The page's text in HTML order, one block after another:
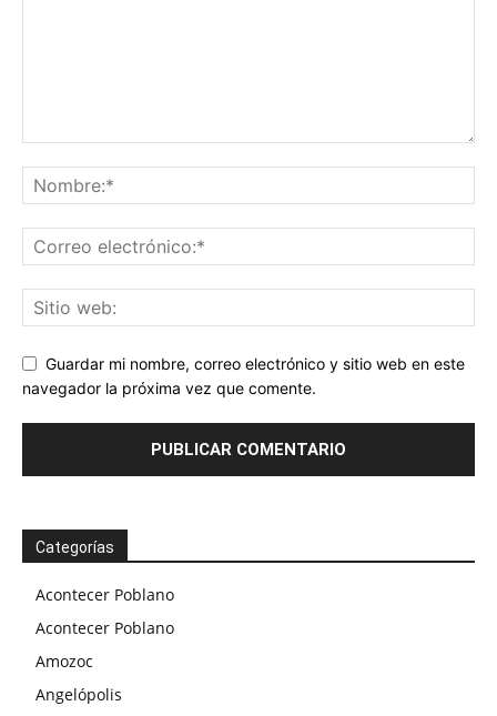
Guardar mi nombre, correo electrónico y sitio web en este
navegador la próxima vez que comente.
Categorías
Acontecer Poblano
Acontecer Poblano
Amozoc
Angelópolis